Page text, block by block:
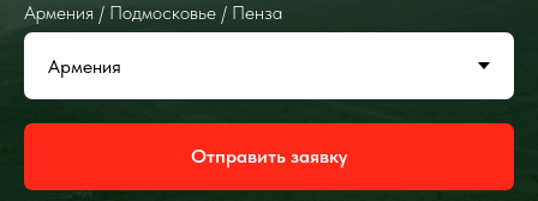
Армения / Подмосковье / Пенза
Отправить заявку